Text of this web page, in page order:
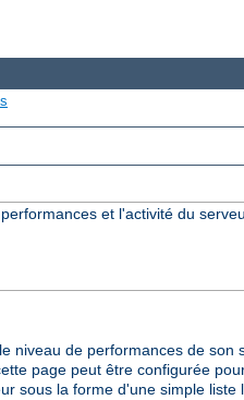
et l'activité du
niveau de performances de
page peut être configurée
sous la forme d'une simple liste